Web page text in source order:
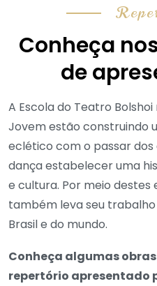
Conheça
de
A Escola do Teatro Bolshoi
Jovem estão construindo
eclético com o passar
dança estabelecer uma
e cultura. Por meio destes
também leva seu
Brasil e do mundo.
Conheça algumas
repertório apresentado